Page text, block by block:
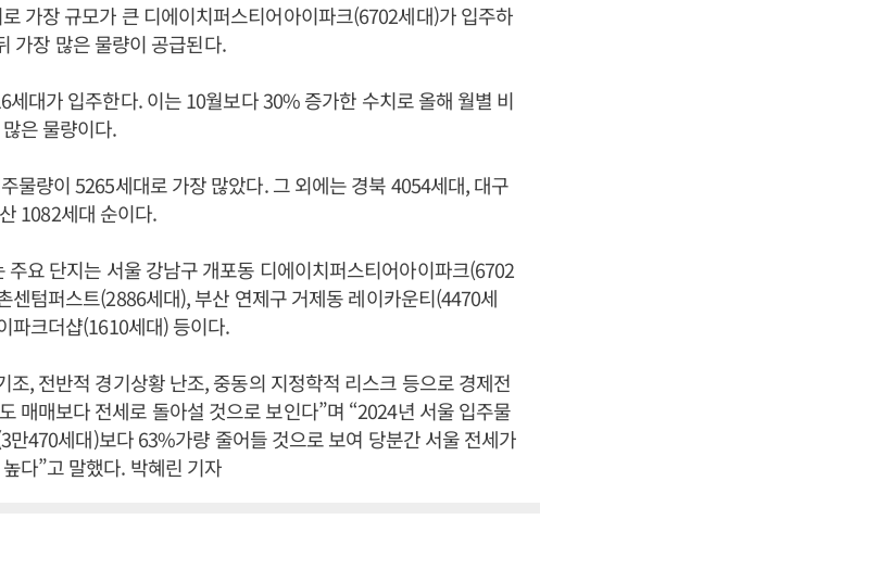
가장 규모가 큰 디에이치퍼스티어아이파크(6702세대)가 입주하
가장 많은 물량이 공급된다.
대가 입주한다. 이는 10월보다 30% 증가한 수치로 올해 월별 비
은 물량이다.
물량이 5265세대로 가장 많았다. 그 외에는 경북 4054세대, 대구
1082세대 순이다.
주요 단지는 서울 강남구 개포동 디에이치퍼스티어아이파크(6702
센텀퍼스트(2886세대), 부산 연제구 거제동 레이카운티(4470세
파크더샵(1610세대) 등이다.
조, 전반적 경기상황 난조, 중동의 지정학적 리스크 등으로 경제전
매매보다 전세로 돌아설 것으로 보인다”며 “2024년 서울 입주물
만470세대)보다 63%가량 줄어들 것으로 보여 당분간 서울 전세가
다”고 말했다. 박혜린 기자